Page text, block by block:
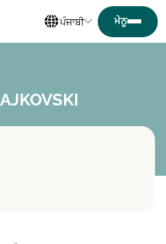
ਪੰਜਾਬੀ